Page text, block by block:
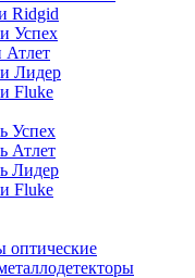
Ridgid
Успех
Атлет
Лидер
Fluke
Успех
Атлет
Лидер
Fluke
оптические